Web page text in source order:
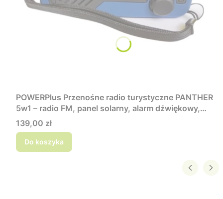
POWERPlus Przenośne radio turystyczne PANTHER
5w1 – radio FM, panel solarny, alarm dźwiękowy,
powerbank, latarka LED
Cena
139,00 zł
Do koszyka